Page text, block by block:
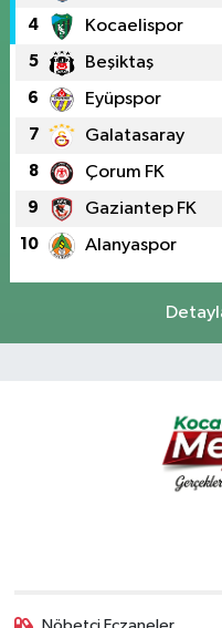
4 Kocaelispor
5 Beşiktaş
6 Eyüpspor
7 Galatasaray
8 Çorum FK
9 Gaziantep FK
10 Alanyaspor